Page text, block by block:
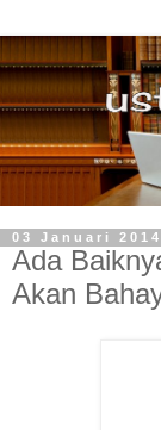
03 Januari 2014
Ada
Akan